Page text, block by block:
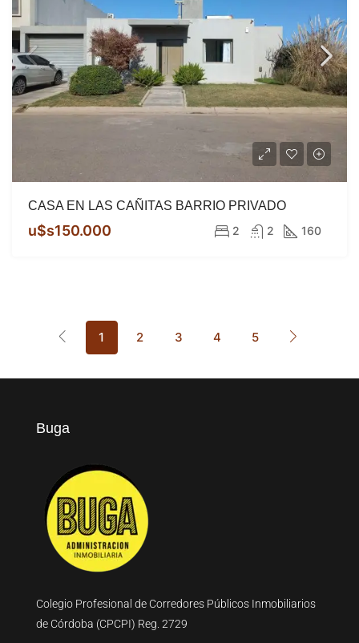
CASA EN LAS CAÑITAS BARRIO PRIVADO
u$s150.000 2 2 160
1 2 3 4 5
Buga
Colegio Profesional de Corredores Públicos Inmobiliarios
de Córdoba (CPCPI) Reg. 2729